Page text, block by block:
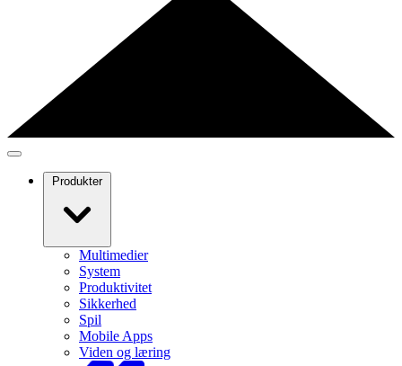
Produkter
Multimedier
System
Produktivitet
Sikkerhed
Spil
Mobile Apps
Viden og læring